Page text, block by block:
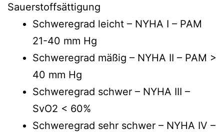
Sauerstoffsättigung
Schweregrad leicht – NYHA I – PAM
21-40 mm Hg
Schweregrad mäßig – NYHA II – PAM >
40 mm Hg
Schweregrad schwer – NYHA III –
SvO2 < 60%
Schweregrad sehr schwer – NYHA IV –